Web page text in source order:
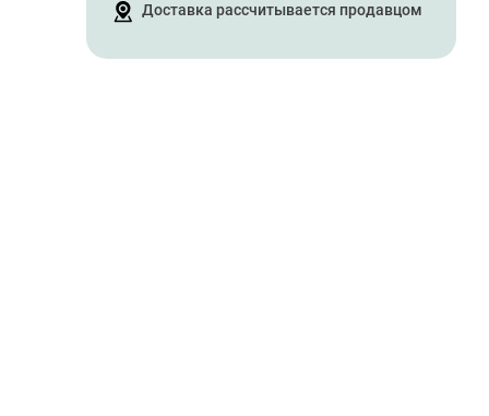
Доставка рассчитывается продавцом